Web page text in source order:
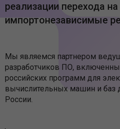
реализации перехода на
импортонезависимые
Мы являемся партнером
разработчиков ПО,
российских программ для
вычислительных машин и
России.